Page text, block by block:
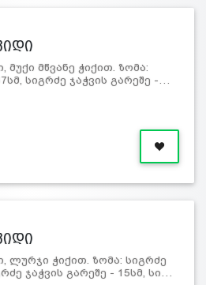
მწვანე ჭიქით. ზომა:
სიგრძე ჯაჭვის გარეშე -…
ლურჯი ჭიქით. ზომა: სიგრძე
ჯაჭვის გარეშე - 15სმ, სი…